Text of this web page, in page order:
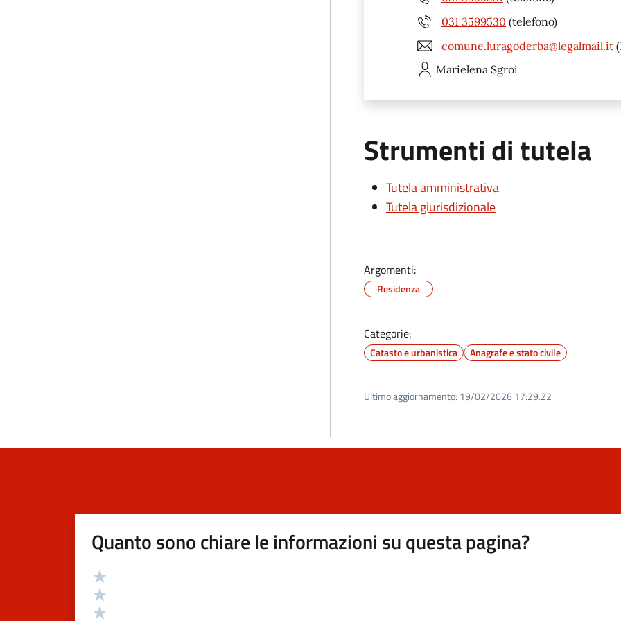
031 3599530 (telefono)
comune.luragoderba@legalmail.it
Marielena Sgroi
Strumenti di tutela
Tutela amministrativa
Tutela giurisdizionale
Argomenti:
Residenza
Categorie:
Catasto e urbanistica Anagrafe e stato civile
Ultimo aggiornamento: 19/02/2026 17:29.22
Quanto sono chiare le informazioni su questa pagina?
Valutazione